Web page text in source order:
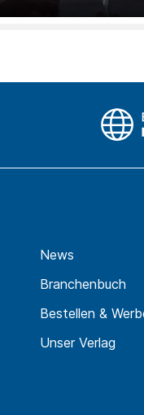
News
Branchenbuch
Bestellen &
Unser Verlag